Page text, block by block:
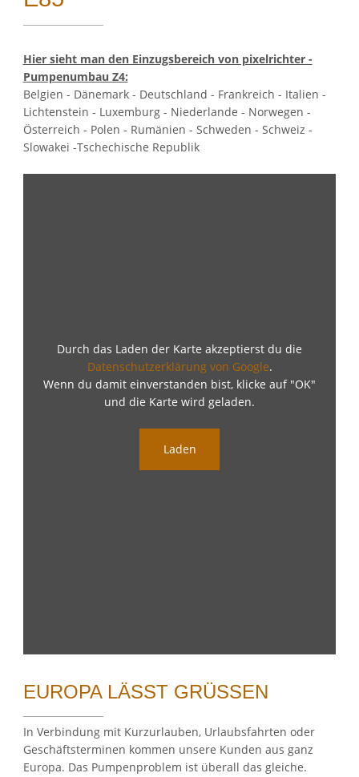
Hier sieht man den Einzugsbereich von pixelrichter -
Pumpenumbau Z4:
Belgien - Dänemark - Deutschland - Frankreich - Italien -
Lichtenstein - Luxemburg - Niederlande - Norwegen -
Österreich - Polen - Rumänien - Schweden - Schweiz -
Slowakei -Tschechische Republik
Durch das Laden der Karte akzeptierst du die
Datenschutzerklärung von Google.
Wenn du damit einverstanden bist, klicke auf "OK"
und die Karte wird geladen.
Laden
EUROPA LÄSST GRÜSSEN
In Verbindung mit Kurzurlauben, Urlaubsfahrten oder
Geschäftsterminen kommen unsere Kunden aus ganz
Europa. Das Pumpenproblem ist überall das gleiche.
Google Maps
Google Analytics
Auswahl speichern